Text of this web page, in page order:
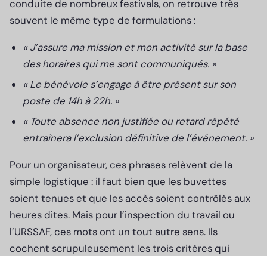
conduite de nombreux festivals, on retrouve très
souvent le même type de formulations :
« J’assure ma mission et mon activité sur la base
des horaires qui me sont communiqués. »
« Le bénévole s’engage à être présent sur son
poste de 14h à 22h. »
« Toute absence non justifiée ou retard répété
entraînera l’exclusion définitive de l’événement. »
Pour un organisateur, ces phrases relèvent de la
simple logistique : il faut bien que les buvettes
soient tenues et que les accès soient contrôlés aux
heures dites. Mais pour l’inspection du travail ou
l’URSSAF, ces mots ont un tout autre sens. Ils
cochent scrupuleusement les trois critères qui